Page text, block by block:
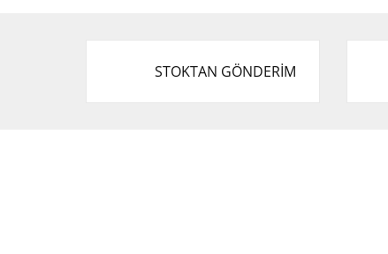
STOKTAN GÖNDERİM